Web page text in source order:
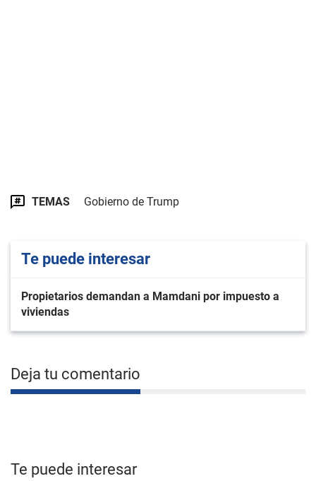
TEMAS Gobierno de Trump
Te puede interesar
Propietarios demandan a Mamdani por impuesto a
viviendas
Deja tu comentario
Te puede interesar